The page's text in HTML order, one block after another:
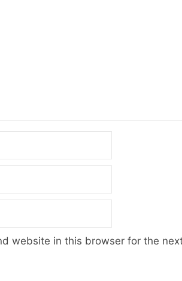
website in this browser for the